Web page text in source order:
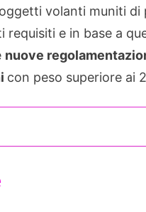
volanti muniti di
e in base a
nuove
con peso superiore ai